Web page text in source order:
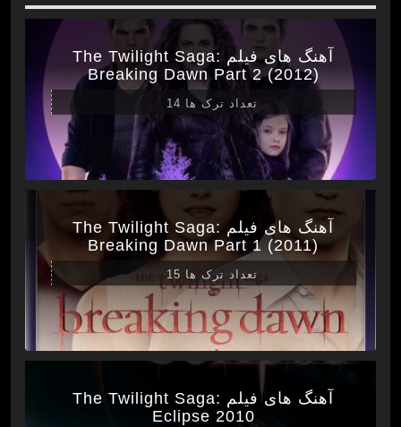
آهنگ های فیلم The Twilight Saga:
Breaking Dawn Part 2 (2012)
تعداد ترک ها 14
آهنگ های فیلم The Twilight Saga:
Breaking Dawn Part 1 (2011)
تعداد ترک ها 15
آهنگ های فیلم The Twilight Saga:
Eclipse 2010